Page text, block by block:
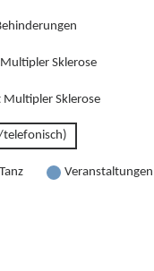
Sklerose
Sklerose
Tanz Veranstaltungen